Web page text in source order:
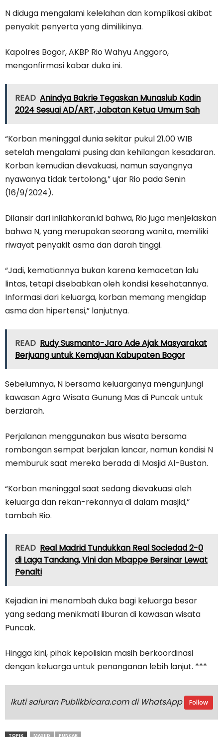
N diduga mengalami kelelahan dan komplikasi akibat
penyakit penyerta yang dimilikinya.
Kapolres Bogor, AKBP Rio Wahyu Anggoro,
mengonfirmasi kabar duka ini.
READ Anindya Bakrie Tegaskan Munaslub Kadin
2024 Sesuai AD/ART, Jabatan Ketua Umum Sah
“Korban meninggal dunia sekitar pukul 21.00 WIB
setelah mengalami pusing dan kehilangan kesadaran.
Korban kemudian dievakuasi, namun sayangnya
nyawanya tidak tertolong,” ujar Rio pada Senin
(16/9/2024).
Dilansir dari inilahkoran.id bahwa, Rio juga menjelaskan
bahwa N, yang merupakan seorang wanita, memiliki
riwayat penyakit asma dan darah tinggi.
“Jadi, kematiannya bukan karena kemacetan lalu
lintas, tetapi disebabkan oleh kondisi kesehatannya.
Informasi dari keluarga, korban memang mengidap
asma dan hipertensi,” lanjutnya.
READ Rudy Susmanto-Jaro Ade Ajak Masyarakat
Berjuang untuk Kemajuan Kabupaten Bogor
Sebelumnya, N bersama keluarganya mengunjungi
kawasan Agro Wisata Gunung Mas di Puncak untuk
berziarah.
Perjalanan menggunakan bus wisata bersama
rombongan sempat berjalan lancar, namun kondisi N
memburuk saat mereka berada di Masjid Al-Bustan.
“Korban meninggal saat sedang dievakuasi oleh
keluarga dan rekan-rekannya di dalam masjid,”
tambah Rio.
READ Real Madrid Tundukkan Real Sociedad 2-0
di Laga Tandang, Vini dan Mbappe Bersinar Lewat
Penalti
Kejadian ini menambah duka bagi keluarga besar
yang sedang menikmati liburan di kawasan wisata
Puncak.
Hingga kini, pihak kepolisian masih berkoordinasi
dengan keluarga untuk penanganan lebih lanjut. ***
Ikuti saluran Publikbicara.com di WhatsApp Follow
TOPIK MASJID PUNCAK